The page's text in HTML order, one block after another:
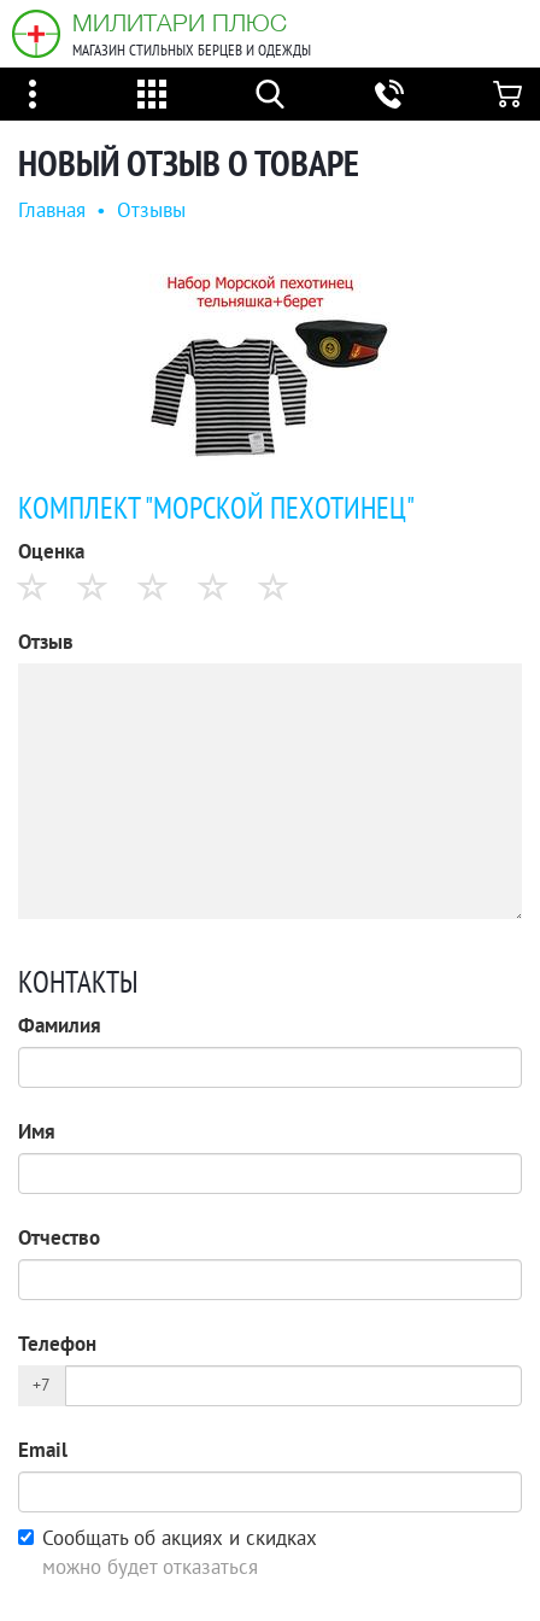
МИЛИТАРИ ПЛЮС
МАГАЗИН СТИЛЬНЫХ БЕРЦЕВ И ОДЕЖДЫ
НОВЫЙ ОТЗЫВ О ТОВАРЕ
Главная • Отзывы
КОМПЛЕКТ "МОРСКОЙ ПЕХОТИНЕЦ"
Оценка
Отзыв
КОНТАКТЫ
Фамилия
Имя
Отчество
Телефон
+7
Email
Сообщать об акциях и скидках
можно будет отказаться